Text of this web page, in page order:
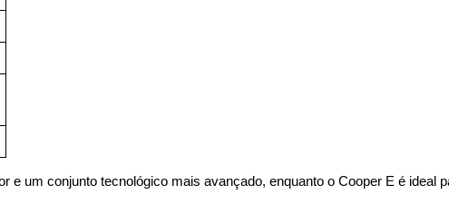
um conjunto tecnológico mais avançado, enquanto o Cooper E é ideal